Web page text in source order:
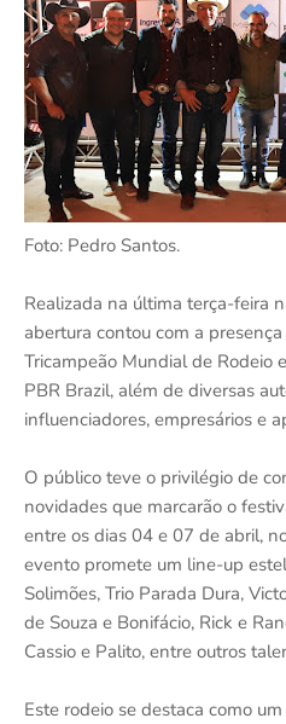
Foto: Pedro Santos.
Realizada na última terça-feira
abertura contou com a
Tricampeão Mundial de Rodeio
PBR Brazil, além de diversas
influenciadores, empresários e
O público teve o privilégio de
novidades que marcarão o
entre os dias 04 e 07 de abril,
evento promete um line-up
Solimões, Trio Parada Dura,
de Souza e Bonifácio, Rick e
Cassio e Palito, entre outros
Este rodeio se destaca como